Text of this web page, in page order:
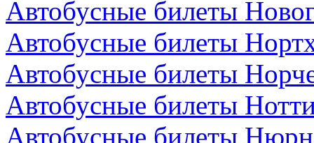
Автобусные билеты
Автобусные билеты
Автобусные билеты
Автобусные билеты
Автобусные билеты